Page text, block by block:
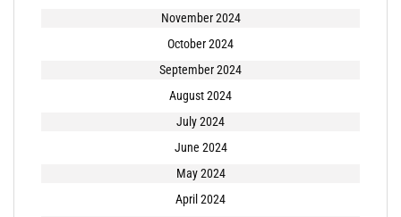
November 2024
October 2024
September 2024
August 2024
July 2024
June 2024
May 2024
April 2024